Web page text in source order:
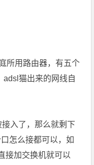
所用路由器，有五个
adsl猫出来的网线自
入了，那么就剩下
怎么接都可以，如
接加交换机就可以